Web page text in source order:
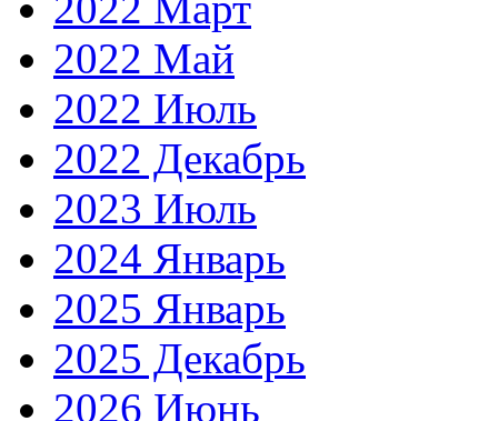
2022 Май
2022 Июль
2022 Декабрь
2023 Июль
2024 Январь
2025 Январь
2025 Декабрь
2026 Июнь